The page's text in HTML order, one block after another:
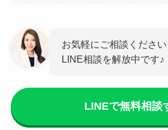
お気軽にご相談ください
LINE相談を解放中です♪
LINEで無料相談